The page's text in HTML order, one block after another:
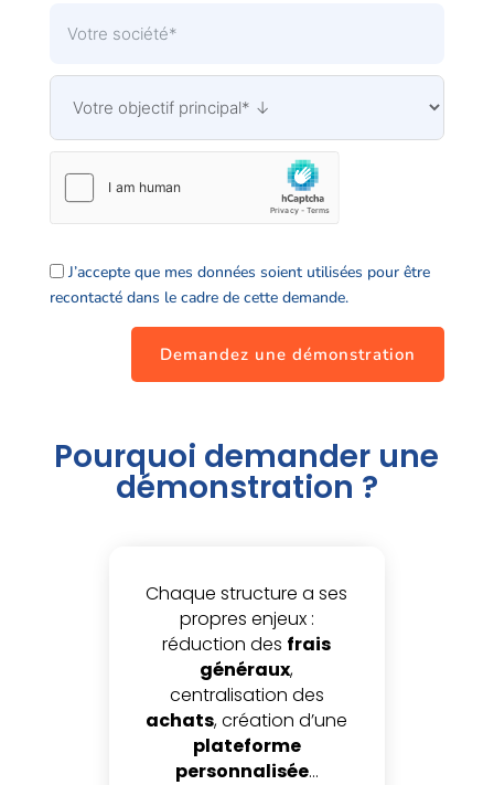
J’accepte que mes données soient utilisées pour être
recontacté dans le cadre de cette demande.
Demandez une démonstration
Pourquoi demander une
démonstration ?
Chaque structure a ses
propres enjeux :
réduction des frais
généraux,
centralisation des
achats, création d’une
plateforme
personnalisée…